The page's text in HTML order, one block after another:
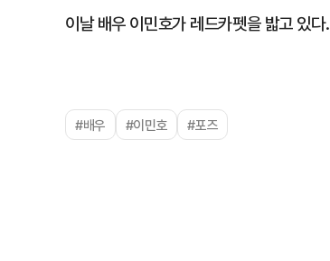
이날 배우 이민호가 레드카펫을 밟고 있다.
#배우 #이민호 #포즈